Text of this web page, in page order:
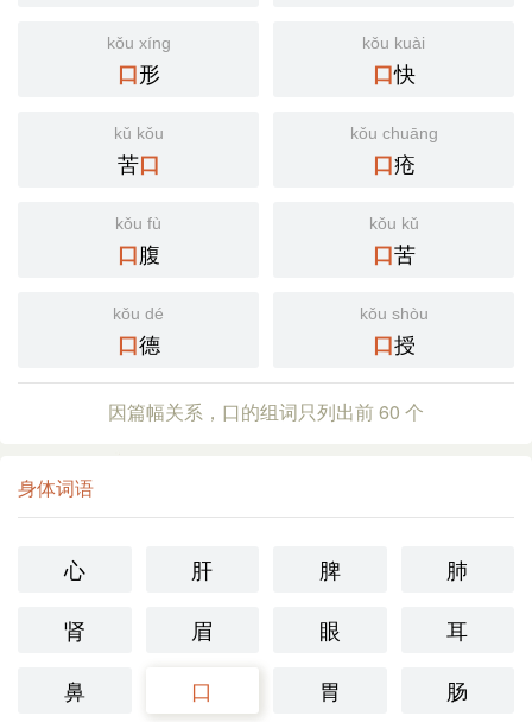
kǒu xíng
口形
kǒu kuài
口快
kǔ kǒu
苦口
kǒu chuāng
口疮
kǒu fù
口腹
kǒu kǔ
口苦
kǒu dé
口德
kǒu shòu
口授
因篇幅关系，口的组词只列出前 60 个
身体词语
心 肝 脾
肺
肾
眉 眼
耳
鼻
口 胃
肠